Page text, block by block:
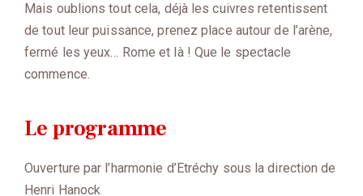
Mais oublions tout cela, déjà les cuivres retentissent
de tout leur puissance, prenez place autour de l’arène,
fermé les yeux… Rome et là ! Que le spectacle
commence.
Le programme
Ouverture par l’harmonie d’Etréchy sous la direction de
Henri Hanock